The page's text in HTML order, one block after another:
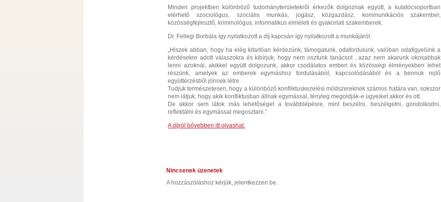
Minden projektben különböző tudományterületekről érkezők dolgoznak együtt, a kutatócsoportban
elérhető szociológus, szociális munkás, jogász, közgazdász, kommunikációs szakember,
közösségfejlesztő, kriminológus, informatikus elméleti és gyakorlati szakemberek.
Dr. Fellegi Borbála így nyilatkozott a díj kapcsán így nyilatkozott a munkájáról:
„Hiszek abban, hogy ha elég kitartóan kérdezünk, támogatunk, odafordulunk, valóban odafigyelünk a
kérdésekre adott válaszokra és kibírjuk, hogy nem osztunk tanácsot , azaz nem akarunk okosabbak
lenni azoknál, akikkel együtt dolgozunk, akkor csodálatos emberi és közösségi élményekben lehet
részünk, amelyek az emberek egymáshoz fordulásából, kapcsolódásából és a bennük rejlő
együttérzésből jönnek létre.
Tudjuk természetesen, hogy a különböző konfliktuskezelési módszereknek számos határa van, sokszor
nem látjuk, hogy akik konfliktusban állnak egymással, tényleg megoldják-e ügyeiket akkor és ott.
De akkor sem látok más lehetőséget a továbblépésre, mint beszélni, beszélgetni, gondolkodni,
reflektálni és egymással megosztani.”
A díjról bővebben itt olvashat.
Nincsenek üzenetek
A hozzászóláshoz kérjük, jelentkezzen be.